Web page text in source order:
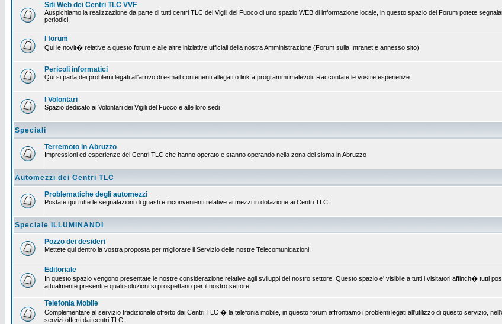
Siti Web dei Centri TLC VVF
Auspichiamo la realizzazione da parte di tutti centri TLC dei Vigili del Fuoco di uno spazio WEB di informazione locale, in questo spazio del Forum potete
periodici.
I forum
Qui le novit� relative a questo forum e alle altre iniziative ufficiali della nostra Amministrazione (Forum sulla Intranet e annesso sito)
Pericoli informatici
Qui si parla dei problemi legati all'arrivo di e-mail contenenti allegati o link a programmi malevoli. Raccontate le vostre esperienze.
I Volontari
Spazio dedicato ai Volontari dei Vigili del Fuoco e alle loro sedi
Speciali
Terremoto in Abruzzo
Impressioni ed esperienze dei Centri TLC che hanno operato e stanno operando nella zona del sisma in Abruzzo
Automezzi dei Centri TLC
Problematiche degli automezzi
Postate qui tutte le segnalazioni di guasti e inconvenienti relative ai mezzi in dotazione ai Centri TLC.
Speciale ILLUMINANDI
Pozzo dei desideri
Mettete qui dentro la vostra proposta per migliorare il Servizio delle nostre Telecomunicazioni.
Editoriale
In questo spazio vengono presentate le nostre considerazione relative agli sviluppi del nostro settore. Questo spazio e' visibile a tutti i visitatori affinch� tutti
attualmente presenti e quali soluzioni si prospettano per il nostro settore.
Telefonia Mobile
Complementare al servizio tradizionale offerto dai Centri TLC � la telefonia mobile, in questo forum affrontiamo i problemi legati all'utilizzo di questo servizio,
servizi offerti dai centri TLC.